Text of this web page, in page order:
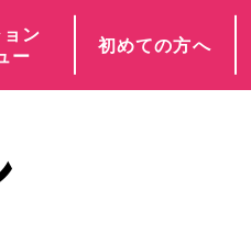
ン
ー
初めての方へ